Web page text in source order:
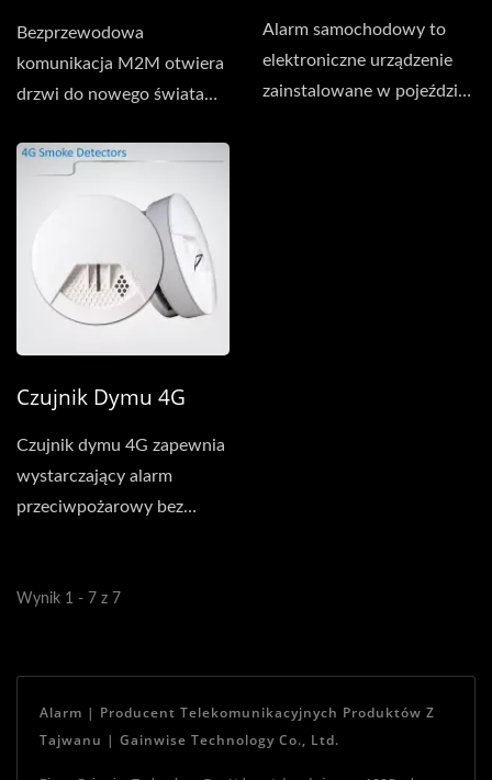
Bezprzewodowa
komunikacja M2M otwiera
drzwi do nowego świata
nieograniczonej...
Alarm samochodowy to
elektroniczne urządzenie
zainstalowane w pojeździe
Czujnik Dymu 4G
Czujnik dymu 4G zapewnia
wystarczający alarm
przeciwpożarowy bez
Wynik 1 - 7 z 7
Alarm | Producent Telekomunikacyjnych Produktów Z
Tajwanu | Gainwise Technology Co., Ltd.